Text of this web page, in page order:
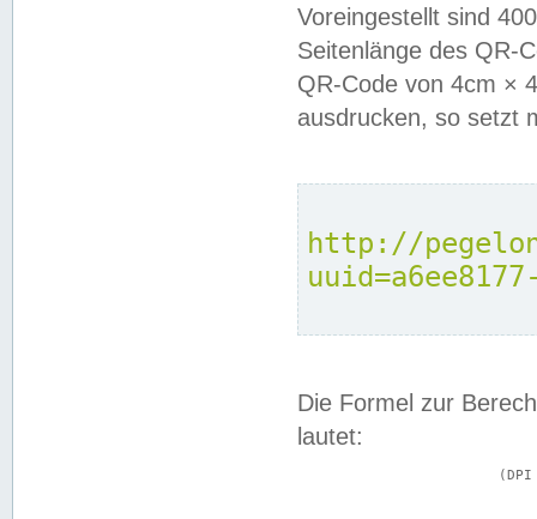
Voreingestellt sind
Seitenlänge des QR-
QR-Code von 4cm ×
ausdrucken, so setzt
http://
Die Formel zur
lautet: